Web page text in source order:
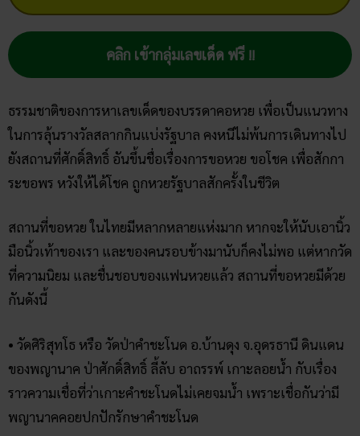
คลิก เข้ากลุ่มเลขเด็ด ฟรี !!
ธรรมชาติของการหาเลขเด็ดของบรรดาคอหวย เพื่อเป็นแนวทาง
ในการลุ้นรางวัลสลากกินแบ่งรัฐบาล คงหนีไม่พ้นการเดินทางไป
ยังสถานที่ศักดิ์สิทธิ์ อันขึ้นชื่อเรื่องการขอหวย ขอโชค เพื่อสักกา
ระขอพร หวังให้ได้โชค ถูกหวยรัฐบาลสักครั้งในชีวิต
สถานที่ขอหวย ในไทยมีหลากหลายแห่งมาก หากจะให้นับเอานิ้ว
มือนิ้วเท้าของเรา และของคนรอบข้างมานับก็คงไม่พอ แต่หากวัด
ที่ความนิยม และชื่นชอบของแฟนหวยแล้ว สถานที่ขอหวยมีด้วย
กันดังนี้
• วัดศิริสุทโธ หรือ วัดป่าคำชะโนด อ.บ้านดุง จ.อุดรธานี ดินแดน
ของพญานาค ป่าศักดิ์สิทธิ์ ลี้ลับ อาถรรพ์ เกาะลอยน้ำ กับเรื่อง
ราวความเชื่อที่ว่าเกาะคำชะโนดไม่เคยจมน้ำ เพราะเชื่อกันว่ามี
พญานาคคอยปกปักรักษาคำชะโนด